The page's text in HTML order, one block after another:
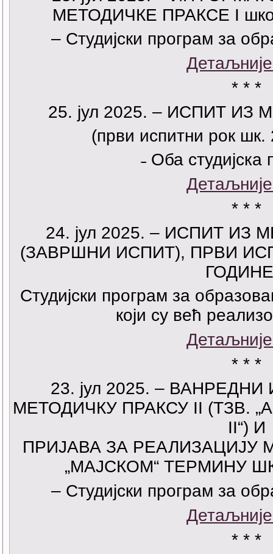
МЕТОДИЧКЕ ПРАКСЕ I
– Студијски програм за
* * *
25. јул 2025. – ИСПИТ ИЗ
(први испитни рок шк.
˗ Оба студијска
* * *
24. јул 2025. – ИСПИТ ИЗ
(ЗАВРШНИ ИСПИТ), ПРВИ
Студијски програм за
који су већ
* * *
23. јул 2025. –
МЕТОДИЧКУ ПРАКСУ II (ТЗВ.
II“) И
ПРИЈАВА ЗА РЕАЛИЗАЦИЈУ
„МАЈСКОМ“ ТЕРМИНУ
– Студијски програм за
* * *